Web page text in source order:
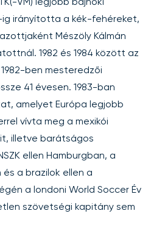
VM) legjobb bajnoki
ig irányította a kék-fehéreket,
Mészöly Kálmán
1982 és 1984 között az
ben mesteredzői
41 évesen. 1983-ban
amelyet Európa legjobb
vívta meg a mexikói
illetve barátságos
ellen Hamburgban, a
a brazilok ellen a
a londoni World Soccer Év
szövetségi kapitány sem